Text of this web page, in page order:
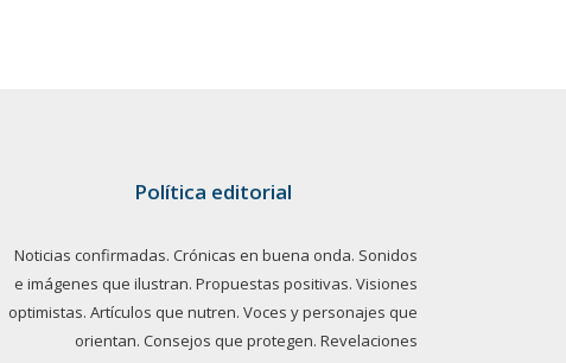
Política editorial
Noticias confirmadas. Crónicas en buena onda. Sonidos
e imágenes que ilustran. Propuestas positivas. Visiones
optimistas. Artículos que nutren. Voces y personajes que
orientan. Consejos que protegen. Revelaciones